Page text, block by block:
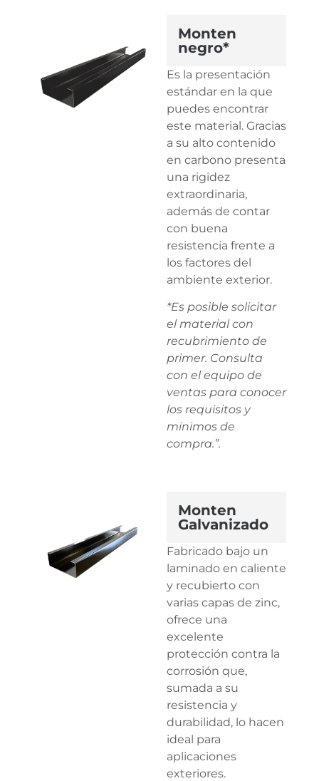
Monten
negro*
Es la presentación
estándar en la que
puedes encontrar
este material. Gracias
a su alto contenido
en carbono presenta
una rigidez
extraordinaria,
además de contar
con buena
resistencia frente a
los factores del
ambiente exterior.
*Es posible solicitar
el material con
recubrimiento de
primer. Consulta
con el equipo de
ventas para conocer
los requisitos y
minimos de
compra.”.
Monten
Galvanizado
Fabricado bajo un
laminado en caliente
y recubierto con
varias capas de zinc,
ofrece una
excelente
protección contra la
corrosión que,
sumada a su
resistencia y
durabilidad, lo hacen
ideal para
aplicaciones
exteriores.